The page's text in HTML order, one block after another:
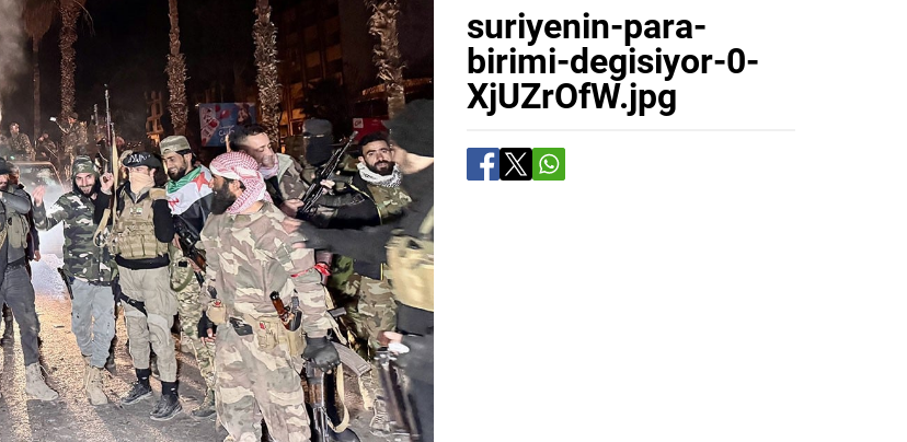
suriyenin-para-
birimi-degisiyor-0-
XjUZrOfW.jpg